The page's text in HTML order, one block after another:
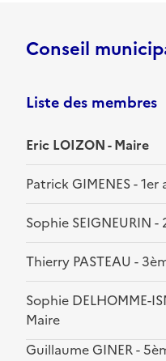
Conseil
Liste des membres
Eric LOIZON - Maire
Patrick GIMENES -
Sophie SEIGNEURIN
Thierry PASTEAU -
Sophie DELHOMME-
Maire
Guillaume GINER -